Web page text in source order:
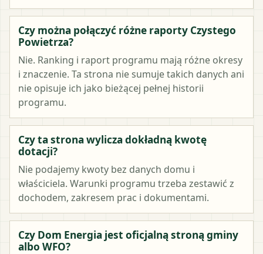
Czy można połączyć różne raporty Czystego
Powietrza?
Nie. Ranking i raport programu mają różne okresy
i znaczenie. Ta strona nie sumuje takich danych ani
nie opisuje ich jako bieżącej pełnej historii
programu.
Czy ta strona wylicza dokładną kwotę
dotacji?
Nie podajemy kwoty bez danych domu i
właściciela. Warunki programu trzeba zestawić z
dochodem, zakresem prac i dokumentami.
Czy Dom Energia jest oficjalną stroną gminy
albo WFO?